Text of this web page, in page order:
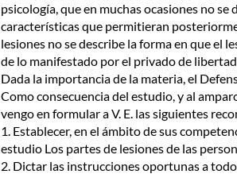
psicología, que en muchas ocasiones no
características que permitieran
lesiones no se describe la forma en que el
de lo manifestado por el privado de
Dada la importancia de la materia, el
Como consecuencia del estudio, y al
vengo en formular a V. E. las siguientes
1. Establecer, en el ámbito de sus
estudio Los partes de lesiones de las
2. Dictar las instrucciones oportunas a